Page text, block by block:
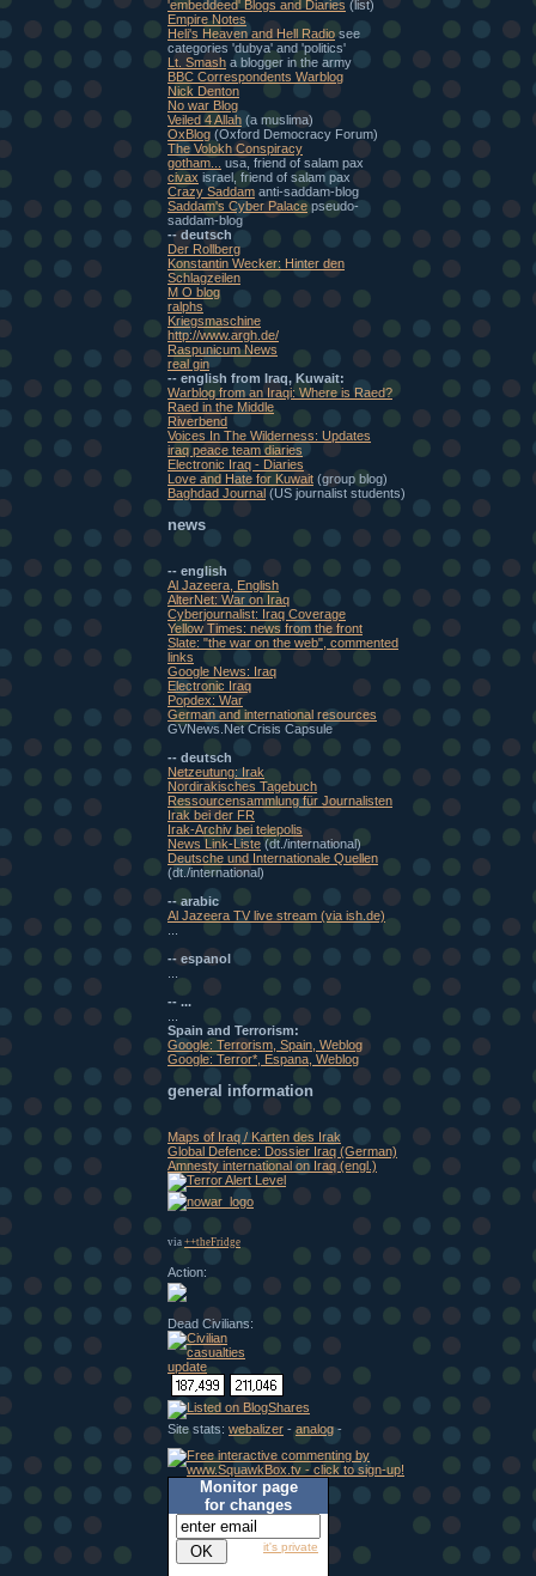
'embeddeed' Blogs and Diaries (list)
Empire Notes
Heli's Heaven and Hell Radio see
categories 'dubya' and 'politics'
Lt. Smash a blogger in the army
BBC Correspondents Warblog
Nick Denton
No war Blog
Veiled 4 Allah (a muslima)
OxBlog (Oxford Democracy Forum)
The Volokh Conspiracy
gotham...
usa, friend of salam pax
civax israel, friend of salam pax
Crazy Saddam anti-saddam-blog
Saddam's Cyber Palace pseudo-
saddam-blog
-- deutsch
Der Rollberg
Konstantin Wecker: Hinter den
Schlagzeilen
M O blog
ralphs
Kriegsmaschine
http://www.argh.de/
Raspunicum News
real gin
-- english from Iraq, Kuwait:
Warblog from an Iraqi: Where is Raed?
Raed in the Middle
Riverbend
Voices In The Wilderness: Updates
iraq peace team diaries
Electronic Iraq - Diaries
Love and Hate for Kuwait (group blog)
Baghdad Journal (US journalist students)
news
-- english
Al Jazeera, English
AlterNet: War on Iraq
Cyberjournalist: Iraq Coverage
Yellow Times: news from the front
Slate: "the war on the web", commented
links
Google News: Iraq
Electronic Iraq
Popdex: War
German and international resources
GVNews.Net Crisis Capsule
-- deutsch
Netzeutung: Irak
Nordirakisches Tagebuch
Ressourcensammlung für Journalisten
Irak bei der FR
Irak-Archiv bei telepolis
News Link-Liste (dt./international)
Deutsche und Internationale Quellen
(dt./international)
-- arabic
Al Jazeera TV live stream (via ish.de)
-- espanol
-- ...
Spain and Terrorism:
Google: Terrorism, Spain, Weblog
Google: Terror*, Espana, Weblog
general information
Maps of Iraq / Karten des Irak
Global Defence: Dossier Iraq (German)
Amnesty international on Iraq (engl.)
via ++theFridge
Action:
Dead Civilians:
Site stats: webalizer - analog -
Monitor page
for changes
it's private